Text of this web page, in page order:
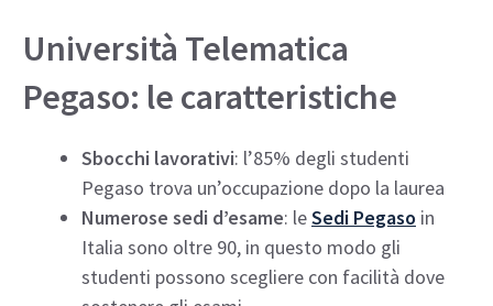
Università Telematica
Pegaso: le caratteristiche
Sbocchi lavorativi: l’85% degli studenti
Pegaso trova un’occupazione dopo la laurea
Numerose sedi d’esame: leSedi Pegaso in
Italia sono oltre 90, in questo modo gli
studenti possono scegliere con facilità dove